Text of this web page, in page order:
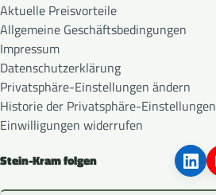
Aktuelle Preisvorteile
Allgemeine Geschäftsbedingungen
Impressum
Datenschutzerklärung
Privatsphäre-Einstellungen ändern
Historie der Privatsphäre-Einstellungen
Einwilligungen widerrufen
Stein-Kram folgen